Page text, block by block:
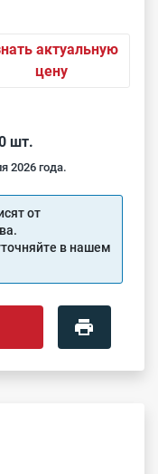
актуальную
цену
шт.
2026 года.
от
в нашем